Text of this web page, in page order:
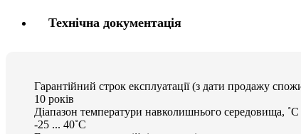
Технічна документація
Гарантійний строк експлуатації (з дати продажу
10 років
Діапазон температури навколишнього середовища, ˚С
-25 ... 40˚С